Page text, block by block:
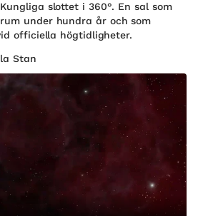
slottet i 360°. En sal som
under hundra år och som
officiella högtidligheter.
Stan